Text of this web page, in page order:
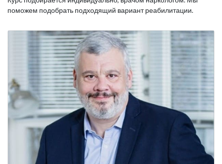
поможем подобрать подходящий вариант реабилитации.